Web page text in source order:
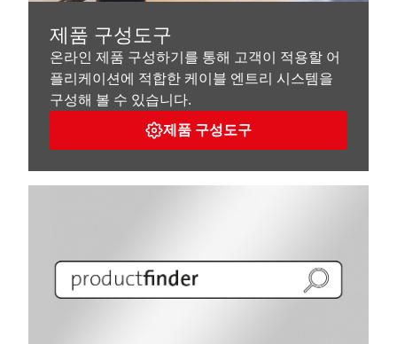
제품 구성도구
온라인 제품 구성하기를 통해 고객이 적용할 어
플리케이션에 적합한 케이블 엔트리 시스템을
구성해 볼 수 있습니다.
제품 구성도구